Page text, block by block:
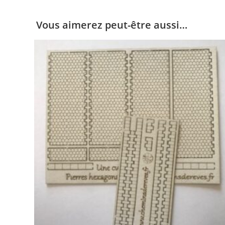
Vous aimerez peut-être aussi…